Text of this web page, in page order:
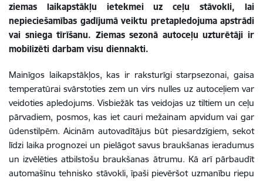
ziemas laikapstākļu ietekmei uz ceļu stāvokli, lai
nepieciešamības gadījumā veiktu pretapledojuma apstrādi
vai sniega tīrīšanu. Ziemas sezonā autoceļu uzturētāji ir
mobilizēti darbam visu diennakti.
Mainīgos laikapstākļos, kas ir raksturīgi starpsezonai, gaisa
temperatūrai svārstoties zem un virs nulles uz autoceļiem var
veidoties apledojums. Visbiežāk tas veidojas uz tiltiem un ceļu
pārvadiem, posmos, kas iet cauri mežainam apvidum vai gar
ūdenstilpēm. Aicinām autovadītājus būt piesardzīgiem, sekot
līdzi laika prognozei un pielāgot savus braukšanas ieradumus
un izvēlēties atbilstošu braukšanas ātrumu. Kā arī pārbaudīt
automašīnu tehnisko stāvokli, īpaši pievēršot uzmanību riepu